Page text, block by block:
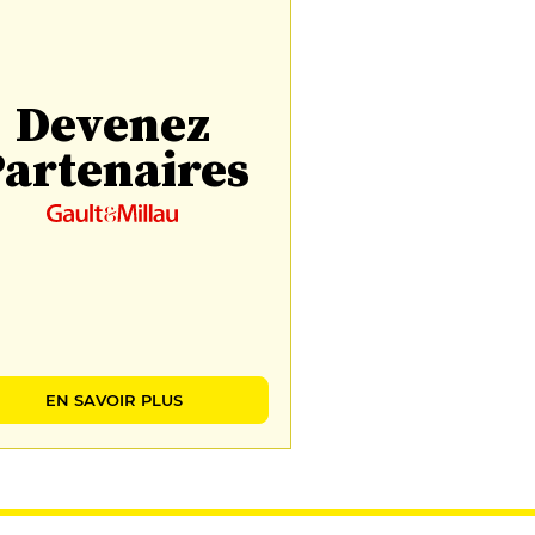
Devenez
EN SAVOIR PLUS